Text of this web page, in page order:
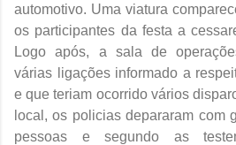
automotivo. Uma viatura
os participantes da festa a
Logo após, a sala de
várias ligações informado a
e que teriam ocorrido vários
local, os policias depararam com
pessoas e segundo as